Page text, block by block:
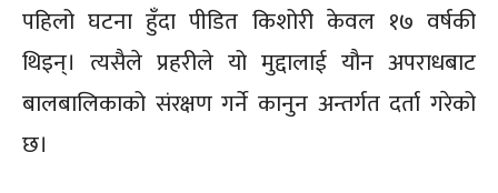
पहिलो घटना हुँदा पीडित किशोरी केवल १७ वर्षकी
थिइन्। त्यसैले प्रहरीले यो मुद्दालाई यौन अपराधबाट
बालबालिकाको संरक्षण गर्ने कानुन अन्तर्गत दर्ता गरेको
छ।